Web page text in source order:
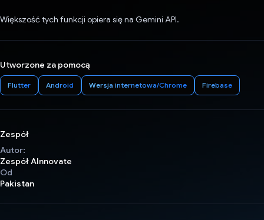
Większość tych funkcji opiera się na Gemini API.
Utworzone za pomocą
Flutter Android Wersja internetowa/Chrome Firebase
Zespół
Autor:
Zespół AInnovate
Od
Pakistan